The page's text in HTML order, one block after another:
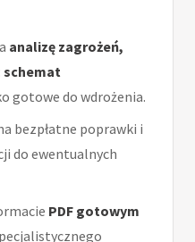
analizę zagrożeń,
schemat
gotowe do wdrożenia.
bezpłatne poprawki i
do ewentualnych
PDF gotowym